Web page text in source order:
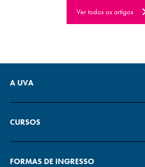
Ver todos os artigos
A UVA
CURSOS
FORMAS DE INGRESSO